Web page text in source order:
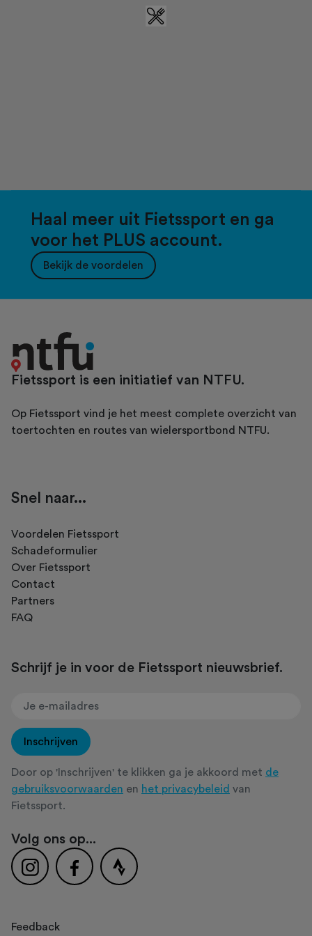
Haal meer uit Fietssport en ga
voor het PLUS account.
Bekijk de voordelen
Fietssport is een initiatief van NTFU.
Op Fietssport vind je het meest complete overzicht van
toertochten en routes van wielersportbond NTFU.
Snel naar...
Voordelen Fietssport
Schadeformulier
Over Fietssport
Contact
Partners
FAQ
Schrijf je in voor de Fietssport nieuwsbrief.
Inschrijven
Door op 'Inschrijven' te klikken ga je akkoord met de
gebruiksvoorwaarden en het privacybeleid van
Fietssport.
Volg ons op...
Feedback